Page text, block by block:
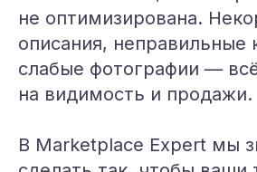
не оптимизирована.
описания, неправильные
слабые фотографии —
на видимость и продажи.
В Marketplace Expert мы